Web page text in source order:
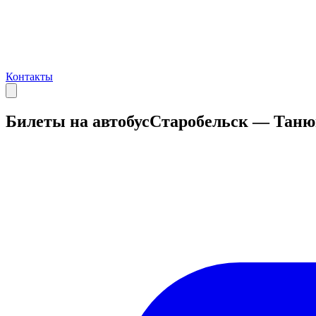
Контакты
Билеты на автобусСтаробельск —